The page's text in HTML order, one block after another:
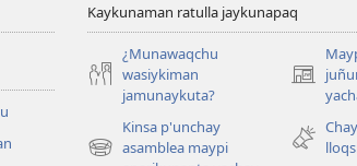
Kaykunaman ratulla jaykunapaq
¿Munawaqchu
wasiykiman
jamunaykuta?
(abre
nueva
ventana)
Kinsa p'unchay
asamblea maypi
(abre